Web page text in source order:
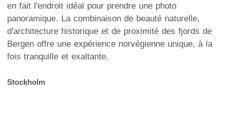
en fait l'endroit idéal pour prendre une photo
panoramique. La combinaison de beauté naturelle,
d'architecture historique et de proximité des fjords de
Bergen offre une expérience norvégienne unique, à la
fois tranquille et exaltante.
Stockholm